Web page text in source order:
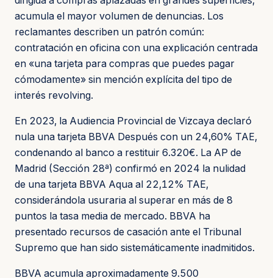
acumula el mayor volumen de denuncias. Los
reclamantes describen un patrón común:
contratación en oficina con una explicación centrada
en «una tarjeta para compras que puedes pagar
cómodamente» sin mención explícita del tipo de
interés revolving.
En 2023, la Audiencia Provincial de Vizcaya declaró
nula una tarjeta BBVA Después con un 24,60% TAE,
condenando al banco a restituir 6.320€. La AP de
Madrid (Sección 28ª) confirmó en 2024 la nulidad
de una tarjeta BBVA Aqua al 22,12% TAE,
considerándola usuraria al superar en más de 8
puntos la tasa media de mercado. BBVA ha
presentado recursos de casación ante el Tribunal
Supremo que han sido sistemáticamente inadmitidos.
BBVA acumula aproximadamente 9.500